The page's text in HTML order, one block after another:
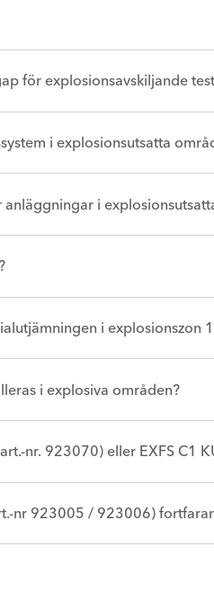
för explosionsavskiljande
i explosionsutsatta
i
i explosionszon
i explosiva områden?
nr. 923070) eller EXFS C1
nr 923005 / 923006)